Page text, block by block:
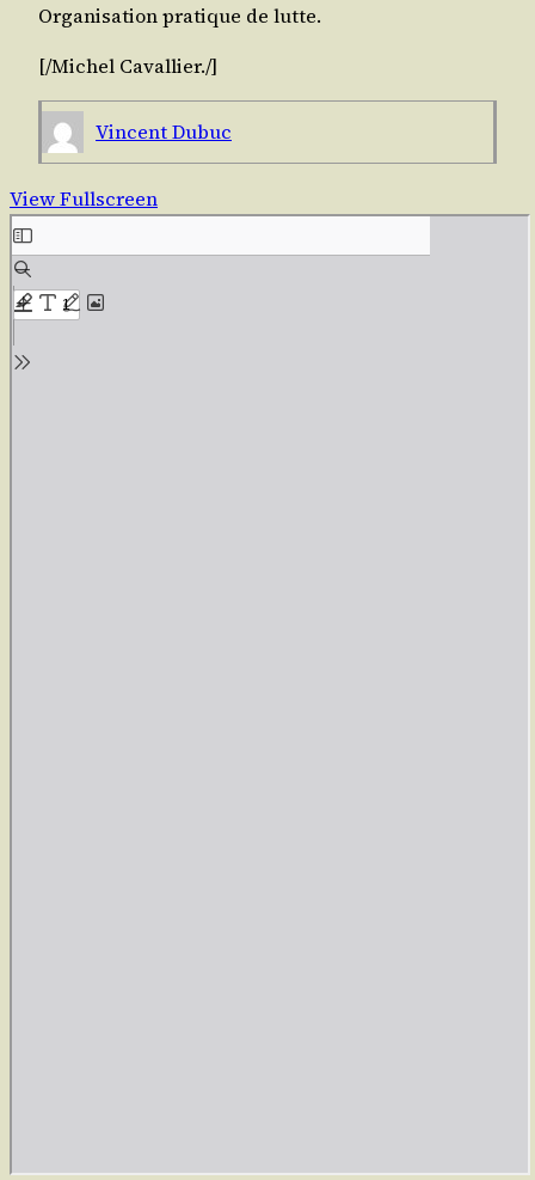
Orga­ni­sa­tion pra­tique de lutte.
[/​Michel Caval­lier./​]
Vincent Dubuc
View Fullscreen